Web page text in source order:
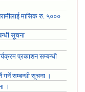
मासिक रु. ५०००
सूचना
प्रकाशन सम्बन्धी
गर्ने सम्बन्धी सूचना ।
।